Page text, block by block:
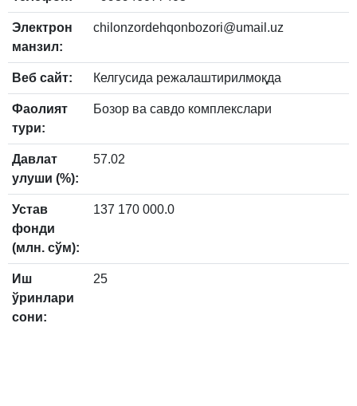
Электрон
манзил:
chilonzordehqonbozori@umail.uz
Веб сайт: Келгусида режалаштирилмоқда
Фаолият
тури:
Бозор ва савдо комплекслари
Давлат
улуши (%):
57.02
Устав
фонди
(млн. сўм):
137 170 000.0
Иш
ўринлари
сони:
25